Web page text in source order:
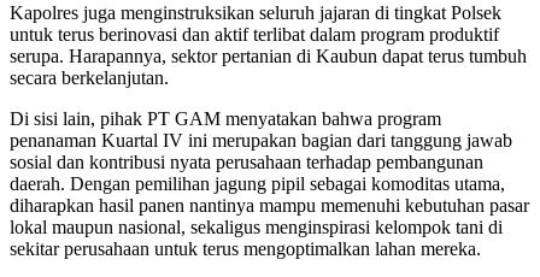
Kapolres juga menginstruksikan seluruh jajaran di tingkat Polsek
untuk terus berinovasi dan aktif terlibat dalam program produktif
serupa. Harapannya, sektor pertanian di Kaubun dapat terus tumbuh
secara berkelanjutan.
Di sisi lain, pihak PT GAM menyatakan bahwa program
penanaman Kuartal IV ini merupakan bagian dari tanggung jawab
sosial dan kontribusi nyata perusahaan terhadap pembangunan
daerah. Dengan pemilihan jagung pipil sebagai komoditas utama,
diharapkan hasil panen nantinya mampu memenuhi kebutuhan pasar
lokal maupun nasional, sekaligus menginspirasi kelompok tani di
sekitar perusahaan untuk terus mengoptimalkan lahan mereka.